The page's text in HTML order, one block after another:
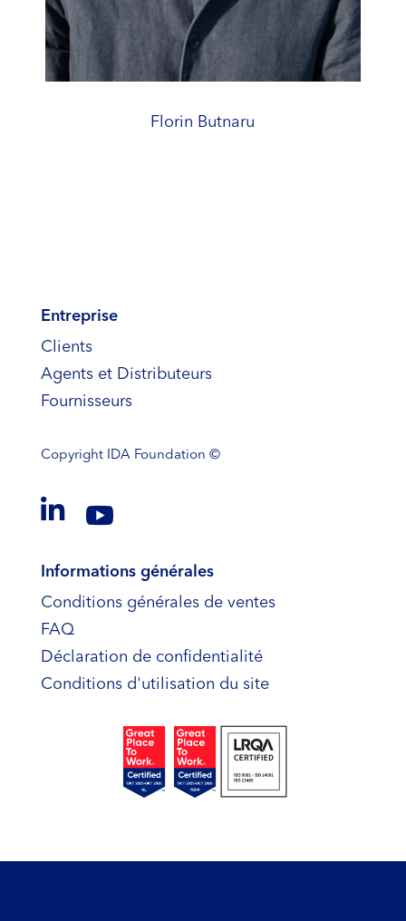
Florin Butnaru
Entreprise
Clients
Agents et Distributeurs
Fournisseurs
Copyright IDA Foundation ©
 
Informations générales
Conditions générales de ventes
FAQ
Déclaration de confidentialité
Conditions d'utilisation du site